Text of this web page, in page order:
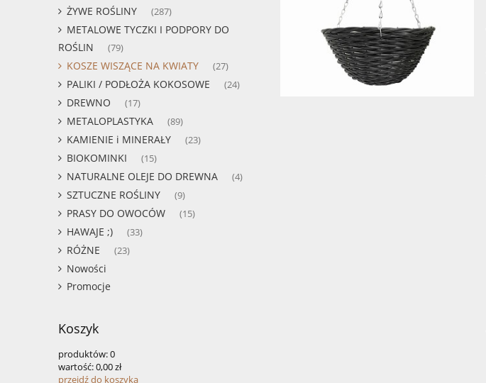
ŻYWE ROŚLINY (287)
METALOWE TYCZKI I PODPORY DO
ROŚLIN
(79)
KOSZE WISZĄCE NA KWIATY (27)
PALIKI / PODŁOŻA KOKOSOWE (24)
DREWNO (17)
METALOPLASTYKA (89)
KAMIENIE i MINERAŁY (23)
BIOKOMINKI (15)
NATURALNE OLEJE DO DREWNA (4)
SZTUCZNE ROŚLINY (9)
PRASY DO OWOCÓW (15)
HAWAJE ;) (33)
RÓŻNE (23)
Nowości
Promocje
Koszyk
produktów:0
wartość:0,00 zł
przejdź do koszyka